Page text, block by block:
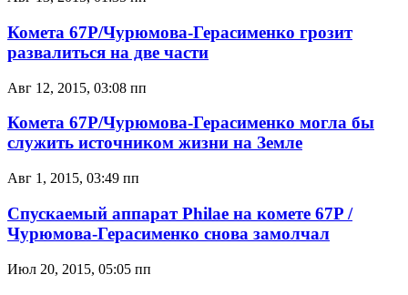
Комета 67P/Чурюмова-Герасименко грозит
развалиться на две части
Авг 12, 2015, 03:08 пп
Комета 67P/Чурюмова-Герасименко могла бы
служить источником жизни на Земле
Авг 1, 2015, 03:49 пп
Спускаемый аппарат Philae на комете 67P /
Чурюмова-Герасименко снова замолчал
Июл 20, 2015, 05:05 пп